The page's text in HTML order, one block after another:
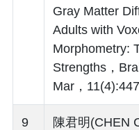
Gray Matter
Adults with
Morphometry:
Strengths，
Mar，11(4):447
9
陳君明(CHEN